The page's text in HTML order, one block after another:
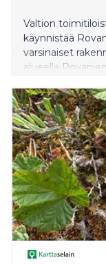
Valtion
käynnistää
varsinaiset
alueella
kalustetaan ja